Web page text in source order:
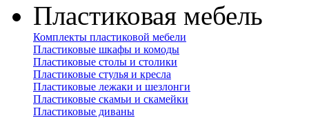
Пластиковая мебель
Комплекты пластиковой мебели
Пластиковые шкафы и комоды
Пластиковые столы и столики
Пластиковые стулья и кресла
Пластиковые лежаки и шезлонги
Пластиковые скамьи и скамейки
Пластиковые диваны